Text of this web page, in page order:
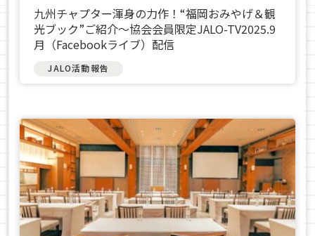
九州チャプター渾身の力作！“福岡おみやげ＆観
光ブック”ご紹介〜協会会員限定JALO-TV2025.9
月（Facebookライブ）配信
JALO活動報告